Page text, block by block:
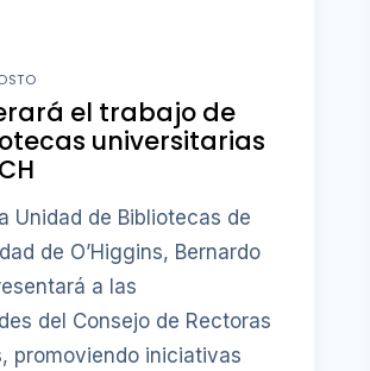
el trabajo de
universitarias
Unidad de Bibliotecas de
de O’Higgins, Bernardo
a las
del Consejo de Rectoras
promoviendo iniciativas